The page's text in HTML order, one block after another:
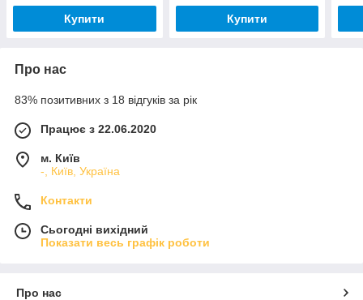
Купити Купити
Про нас
83% позитивних з 18 відгуків за рік
Працює з 22.06.2020
м. Київ
-, Київ, Україна
Контакти
Сьогодні вихідний
Показати весь графік роботи
Про нас